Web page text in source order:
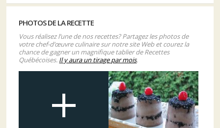
PHOTOS DE LA RECETTE
Vous réalisez l’une de nos recettes? Partagez les photos de
votre chef-d’œuvre culinaire sur notre site Web et courez la
chance de gagner un magnifique tablier de Recettes
Québécoises. Il y aura un tirage par mois.